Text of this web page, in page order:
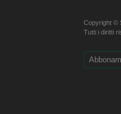
Copyright ©
Tutti i diritti